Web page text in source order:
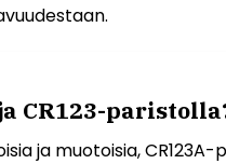
CR123-
ja muotoisia,